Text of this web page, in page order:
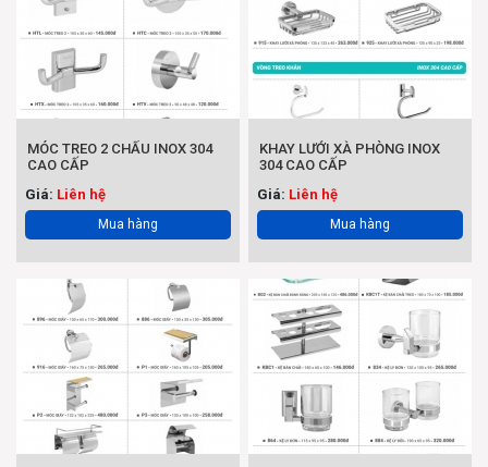
MÓC TREO 2 CHẤU INOX 304
CAO CẤP
Giá: Liên hệ
Mua hàng
KHAY LƯỚI XÀ PHÒNG INOX
304 CAO CẤP
Giá: Liên hệ
Mua hàng